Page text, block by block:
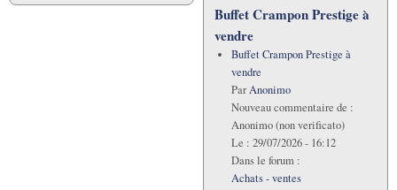
Buffet Crampon Prestige à
vendre
Buffet Crampon Prestige à
vendre
ParAnonimo
Nouveau commentaire de :
Anonimo (non verificato)
Le : 29/07/2026 - 16:12
Dans le forum :
Achats - ventes